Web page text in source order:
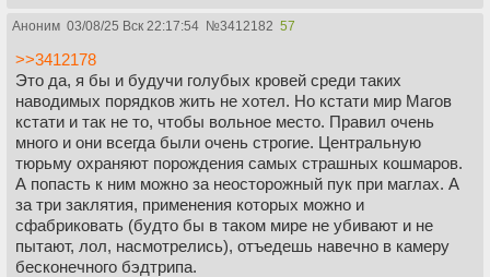
Аноним 03/08/25 Вск 22:17:54 №3412182 57
>>3412178
Это да, я бы и будучи голубых кровей среди таких
наводимых порядков жить не хотел. Но кстати мир Магов
кстати и так не то, чтобы вольное место. Правил очень
много и они всегда были очень строгие. Центральную
тюрьму охраняют порождения самых страшных кошмаров.
А попасть к ним можно за неосторожный пук при маглах. А
за три заклятия, применения которых можно и
сфабриковать (будто бы в таком мире не убивают и не
пытают, лол, насмотрелись), отъедешь навечно в камеру
бесконечного бэдтрипа.